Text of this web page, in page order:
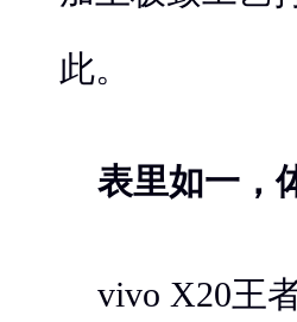
此。
表里如一，
vivo X20王